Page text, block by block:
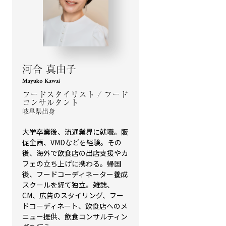
河合 真由子
Mayuko Kawai
フードスタイリスト / フード
コンサルタント
岐阜県出身
大学卒業後、流通業界に就職。販
促企画、VMDなどを経験。その
後、海外で飲食店の出店支援やカ
フェの立ち上げに携わる。帰国
後、フードコーディネーター養成
スクールを経て独立。雑誌、
CM、広告のスタイリング、フー
ドコーディネート、飲食店へのメ
ニュー提供、飲食コンサルティン